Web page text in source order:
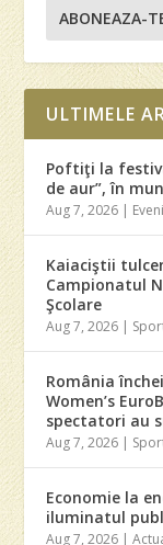
ABONEAZA-
ULTIMELE
Poftiţi la
de aur”, în
Aug 7, 2026 |
Kaiaciştii
Campionatul
Şcolare
Aug 7, 2026 |
România
Women’s
spectatori au
Aug 7, 2026 |
Economie la
iluminatul
Aug 7, 2026 |